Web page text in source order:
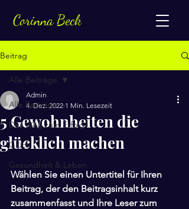
Corinna Beck
Beitrag
Alle Beiträge
Der Weg zum Erfolg
Glück
Gesundheit & Leben
Alle Beiträge
5 Gewohnheiten die
glücklich machen
Admin
4. Dez. 2022 1 Min. Lesezeit
Wählen Sie einen Untertitel für Ihren
Beitrag, der den Beitragsinhalt kurz
zusammenfasst und Ihre Leser zum